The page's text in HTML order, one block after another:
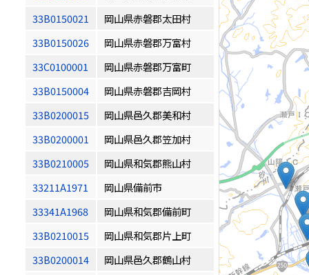
33B0150021
岡山県赤磐郡太田村
33B0150026
岡山県赤磐郡万富村
33C0100001
岡山県赤磐郡万富町
33B0150004
岡山県赤磐郡吉岡村
33B0200015
岡山県邑久郡美和村
33B0200001
岡山県邑久郡笠加村
33B0210005
岡山県和気郡熊山村
33211A1971
岡山県備前市
33341A1968
岡山県和気郡備前町
33B0210015
岡山県和気郡片上町
33B0200014
岡山県邑久郡鶴山村